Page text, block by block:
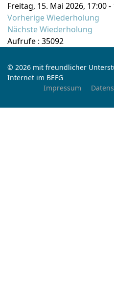
Freitag, 15. Mai 2026, 17:00 -
Vorherige Wiederholung
Nächste Wiederholung
Aufrufe : 35092
© 2026 mit freundlicher
Internet im BEFG
Impressum